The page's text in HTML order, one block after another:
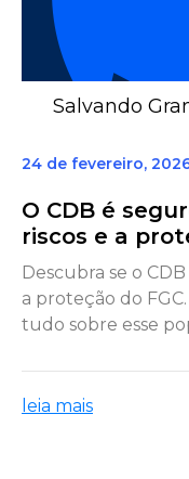
Salvando
24 de fevereiro,
O CDB é
riscos e a
Descubra se o
a proteção do
tudo sobre esse
leia mais